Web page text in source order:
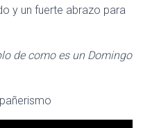
N
y un fuerte abrazo para
de como es un Domingo